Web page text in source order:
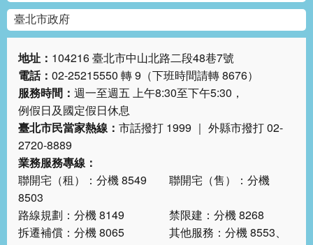
臺北市政府
地址： 104216 臺北市中山北路二段48巷7號
電話： 02-25215550 轉 9（下班時間請轉 8676）
服務時間： 週一至週五 上午8:30至下午5:30，
例假日及國定假日休息
臺北市民當家熱線： 市話撥打 1999 ｜ 外縣市撥打 02-
2720-8889
業務服務專線：
聯開宅（租）：分機 8549 聯開宅（售）：分機
8503
路線規劃：分機 8149 禁限建：分機 8268
拆遷補償：分機 8065 其他服務：分機 8553、